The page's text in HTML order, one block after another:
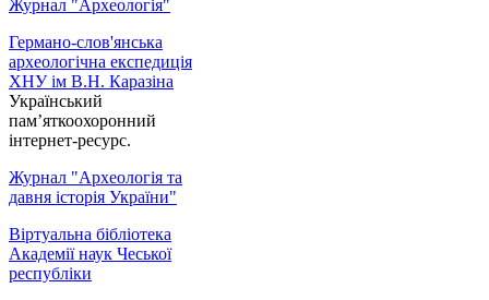
Журнал "Археологія"
Германо-слов'янська
археологічна експедиція
ХНУ ім В.Н. Каразіна
Український
пам’яткоохоронний
інтернет-ресурс.
Журнал "Археологія та
давня історія України"
Віртуальна бібліотека
Академії наук Чеської
республіки